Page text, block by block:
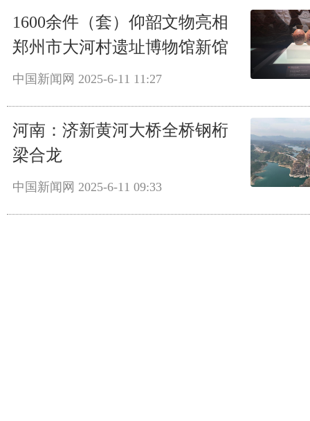
1600余件（套）仰韶文物亮相
郑州市大河村遗址博物馆新馆
中国新闻网 2025-6-11 11:27
河南：济新黄河大桥全桥钢桁
梁合龙
中国新闻网 2025-6-11 09:33